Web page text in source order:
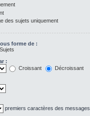
des sujets uniquement
forme de :
Sujets
:
Croissant
Décroissant
premiers caractères des messages